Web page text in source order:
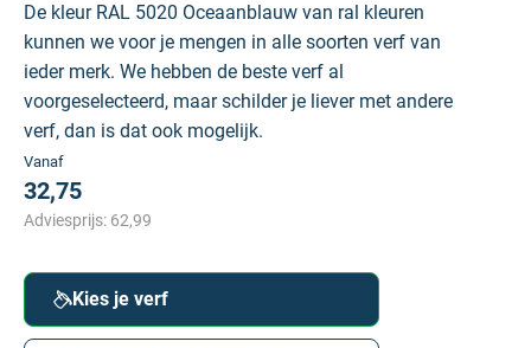
De kleur RAL 5020 Oceaanblauw van ral kleuren
kunnen we voor je mengen in alle soorten verf van
ieder merk. We hebben de beste verf al
voorgeselecteerd, maar schilder je liever met andere
verf, dan is dat ook mogelijk.
Vanaf
32,75
Adviesprijs: 62,99
Kies je verf